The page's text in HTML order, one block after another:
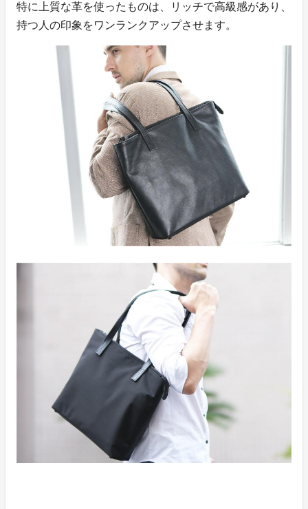
特に上質な革を使ったものは、リッチで高級感があり、
持つ人の印象をワンランクアップさせます。